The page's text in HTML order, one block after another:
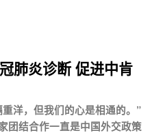
肺炎诊断 促进中肯
洋，但我们的心是相通的。”
团结合作一直是中国外交政策